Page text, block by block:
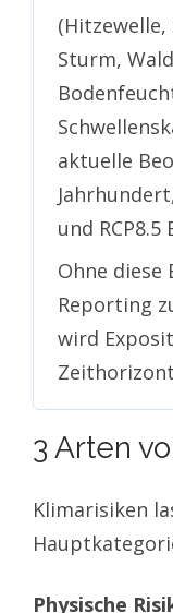
Sturm,
aktuelle
und
Ohne diese
Reporting
wird
3 Arten
Klimarisiken
Physische